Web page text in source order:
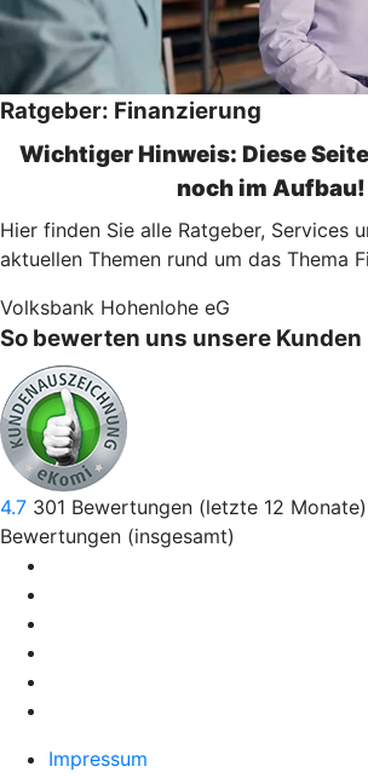
Ratgeber: Finanzierung
Wichtiger Hinweis: Diese
noch im Aufbau!
Hier finden Sie alle Ratgeber, Services
aktuellen Themen rund um das Thema
Volksbank Hohenlohe eG
So bewerten uns unsere Kunden
4.7 301 Bewertungen (letzte 12 Monate)
Bewertungen (insgesamt)
Impressum